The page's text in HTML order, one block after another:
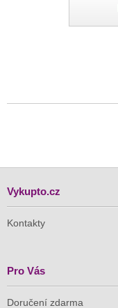
Vykupto.cz
Kontakty
Pro Vás
Doručení zdarma